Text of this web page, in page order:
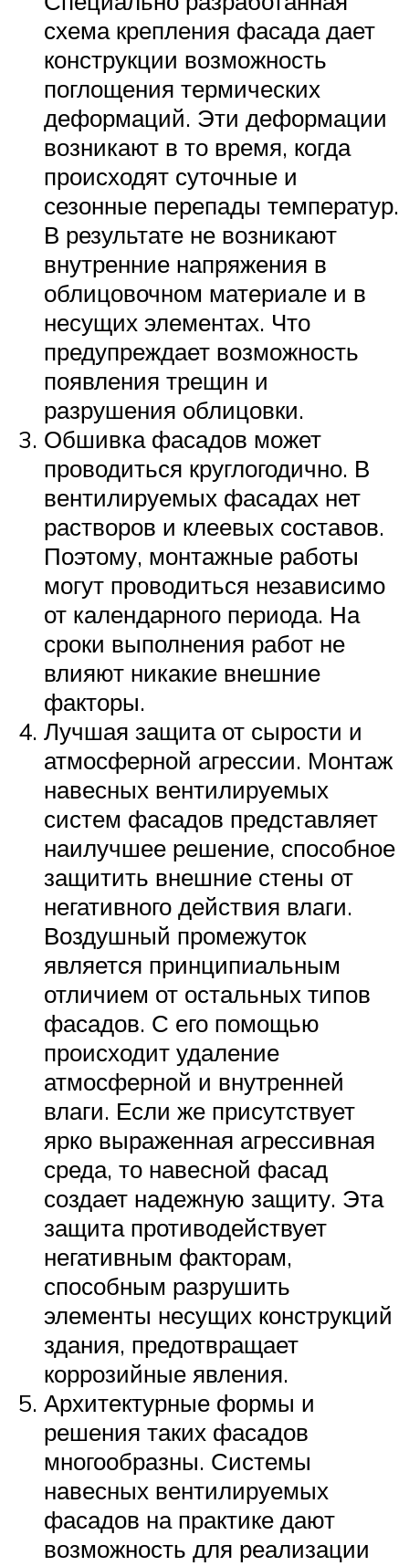
схема крепления фасада дает
конструкции возможность
поглощения термических
деформаций. Эти деформации
возникают в то время, когда
происходят суточные и
сезонные перепады температур.
В результате не возникают
внутренние напряжения в
облицовочном материале и в
несущих элементах. Что
предупреждает возможность
появления трещин и
разрушения облицовки.
Обшивка фасадов может
проводиться круглогодично. В
вентилируемых фасадах нет
растворов и клеевых составов.
Поэтому, монтажные работы
могут проводиться независимо
от календарного периода. На
сроки выполнения работ не
влияют никакие внешние
факторы.
Лучшая защита от сырости и
атмосферной агрессии. Монтаж
навесных вентилируемых
систем фасадов представляет
наилучшее решение, способное
защитить внешние стены от
негативного действия влаги.
Воздушный промежуток
является принципиальным
отличием от остальных типов
фасадов. С его помощью
происходит удаление
атмосферной и внутренней
влаги. Если же присутствует
ярко выраженная агрессивная
среда, то навесной фасад
создает надежную защиту. Эта
защита противодействует
негативным факторам,
способным разрушить
элементы несущих конструкций
здания, предотвращает
коррозийные явления.
Архитектурные формы и
решения таких фасадов
многообразны. Системы
навесных вентилируемых
фасадов на практике дают
возможность для реализации